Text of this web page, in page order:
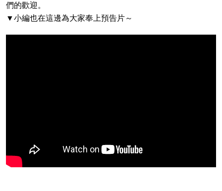
們的歡迎。
▼小編也在這邊為大家奉上預告片～